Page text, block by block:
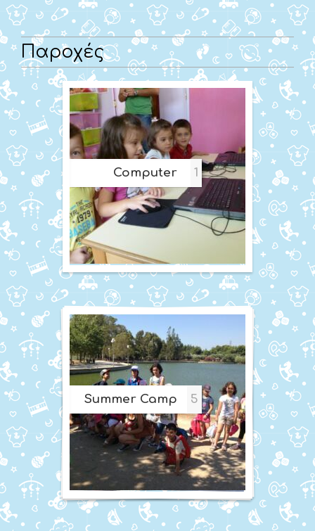
Παροχές
Computer 1
Summer Camp 5